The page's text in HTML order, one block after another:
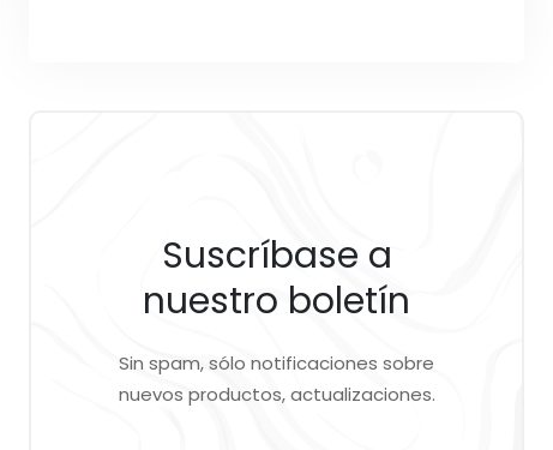
Suscríbase a
nuestro boletín
Sin spam, sólo notificaciones sobre
nuevos productos, actualizaciones.